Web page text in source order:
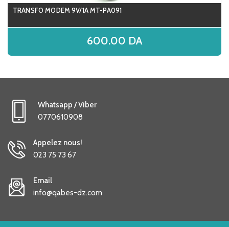
TRANSFO MODEM 9V/1A MT-PA091
600.00 DA
Whatsapp / Viber
0770610908
Appelez nous!
023 75 73 67
Email
info@qabes-dz.com